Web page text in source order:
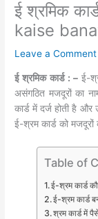
ई श्रमिक
kaise
Leave a Comment
ई श्रमिक कार्ड : – ई-
असंगठित मजदूरों का
कार्ड में दर्ज होती है और
ई-श्रम कार्ड को मजदूरों
Table of
ई-श्रम कार्ड
ई-श्रम कार्ड
श्रम कार्ड में